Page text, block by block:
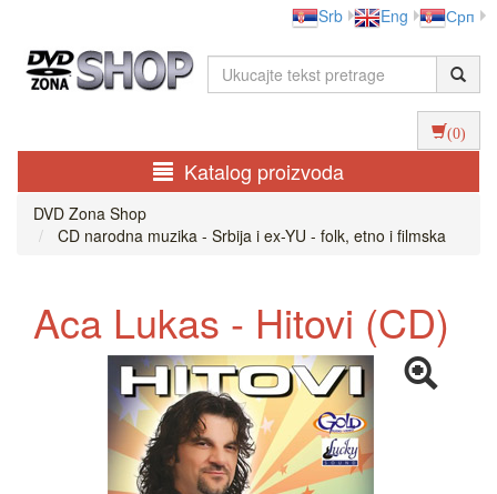
Srb Eng Срп
(0)
Katalog proizvoda
DVD Zona Shop
CD narodna muzika - Srbija i ex-YU - folk, etno i filmska
Aca Lukas - Hitovi (CD)